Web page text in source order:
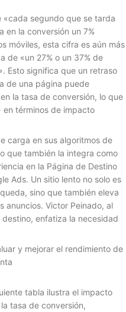
«cada segundo que se tarda
en la conversión un 7%
móviles, esta cifra es aún más
de «un 27% o un 37% de
Esto significa que un retraso
de una página puede
la tasa de conversión, lo que
términos de impacto
carga en sus algoritmos de
que también la integra como
en la Página de Destino
Ads. Un sitio lento no solo es
sino que también eleva
anuncios. Victor Peinado, al
enfatiza la necesidad
y mejorar el rendimiento de
tabla ilustra el impacto
tasa de conversión,